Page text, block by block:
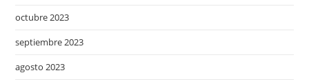
octubre 2023
septiembre 2023
agosto 2023